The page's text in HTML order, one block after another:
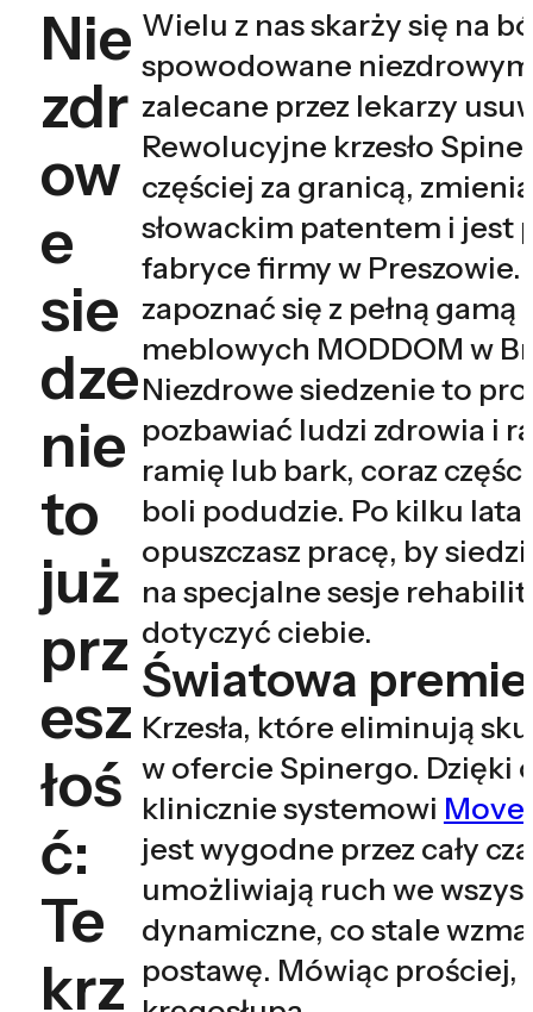
Nie
zdr
ow
e
sie
dze
nie
to
już
prz
esz
łoś
ć:
Te
krz
Wielu z nas skarży się na
spowodowane
zalecane przez lekarzy
Rewolucyjne krzesło
częściej za granicą,
słowackim patentem i jest
fabryce firmy w
zapoznać się z pełną
meblowych MODDOM w
Niezdrowe siedzenie to
pozbawiać ludzi zdrowia i
ramię lub bark, coraz
boli podudzie. Po kilku
opuszczasz pracę, by
na specjalne sesje
dotyczyć ciebie.
Światowa
Krzesła, które eliminują
w ofercie Spinergo.
klinicznie systemowi
jest wygodne przez cały
umożliwiają ruch we
dynamiczne, co stale
postawę. Mówiąc prościej,